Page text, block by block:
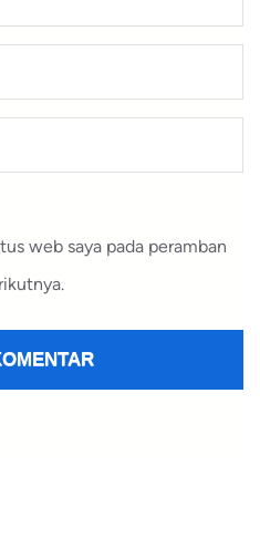
web saya pada peramban